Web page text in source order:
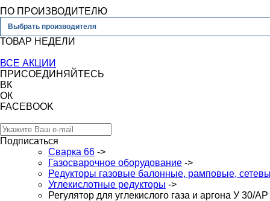
ПО ПРОИЗВОДИТЕЛЮ
Выбрать производителя
ТОВАР НЕДЕЛИ
ВСЕ АКЦИИ
ПРИСОЕДИНЯЙТЕСЬ
ВК
ОК
FACEBOOK
Подписаться
Сварка 66 ->
Газосварочное оборудование ->
Редукторы газовые балонные, рамповые,
Углекислотные редукторы ->
Регулятор для углекислого газа и аргона У 30/